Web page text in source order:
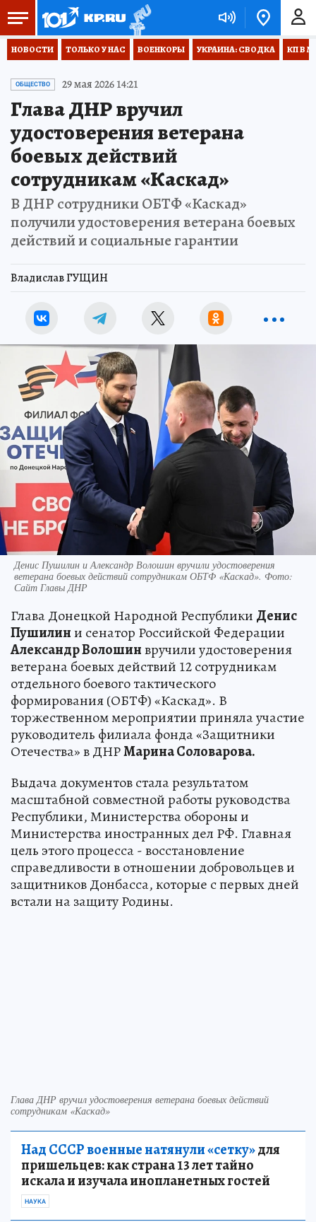
НОВОСТИ ТОЛЬКО У НАС ВОЕНКОРЫ УКРАИНА: СВОДКА КП В
ОБЩЕСТВО 29 мая 2026 14:21
Глава ДНР вручил
удостоверения ветерана
боевых действий
сотрудникам «Каскад»
В ДНР сотрудники ОБТФ «Каскад»
получили удостоверения ветерана боевых
действий и социальные гарантии
Владислав ГУЩИН
Денис Пушилин и Александр Волошин вручили удостоверения
ветерана боевых действий сотрудникам ОБТФ «Каскад». Фото:
Сайт Главы ДНР
Глава Донецкой Народной Республики Денис
Пушилини сенатор Российской Федерации
Александр Волошинвручили удостоверения
ветерана боевых действий 12 сотрудникам
отдельного боевого тактического
формирования (ОБТФ) «Каскад». В
торжественном мероприятии приняла участие
руководитель филиала фонда «Защитники
Отечества» в ДНРМарина Соловарова.
Выдача документов стала результатом
масштабной совместной работы руководства
Республики, Министерства обороны и
Министерства иностранных дел РФ. Главная
цель этого процесса - восстановление
справедливости в отношении добровольцев и
защитников Донбасса, которые с первых дней
встали на защиту Родины.
Глава ДНР вручил удостоверения ветерана боевых действий
сотрудникам «Каскад»
Над СССР военные натянули «сетку»для
пришельцев: как страна 13 лет тайно
искала и изучала инопланетных гостей
НАУКА